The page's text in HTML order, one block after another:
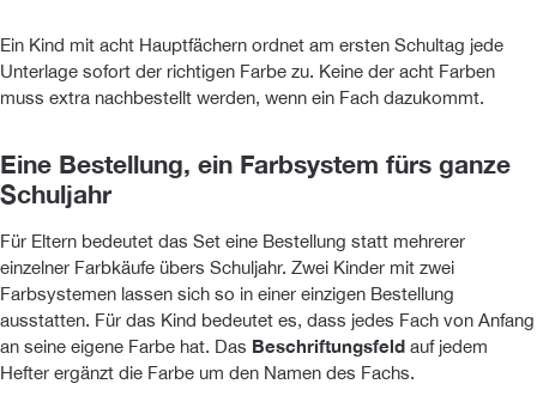
Ein Kind mit acht Hauptfächern ordnet am ersten Schultag jede
Unterlage sofort der richtigen Farbe zu. Keine der acht Farben
muss extra nachbestellt werden, wenn ein Fach dazukommt.
Eine Bestellung, ein Farbsystem fürs ganze
Schuljahr
Für Eltern bedeutet das Set eine Bestellung statt mehrerer
einzelner Farbkäufe übers Schuljahr. Zwei Kinder mit zwei
Farbsystemen lassen sich so in einer einzigen Bestellung
ausstatten. Für das Kind bedeutet es, dass jedes Fach von Anfang
an seine eigene Farbe hat. Das Beschriftungsfeld auf jedem
Hefter ergänzt die Farbe um den Namen des Fachs.